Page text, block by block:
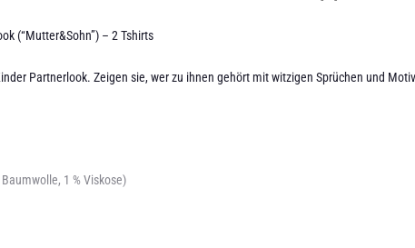
(“Mutter&Sohn”) – 2 Tshirts
Partnerlook. Zeigen sie, wer zu ihnen gehört mit witzigen Sprüchen und
1 % Viskose)